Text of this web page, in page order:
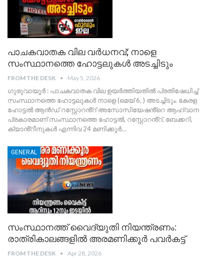
പാചകവാതക വില വർധനവ്; നാളെ
സംസ്ഥാനത്തെ ഹോട്ടലുകൾ അടച്ചിടും
FROM THE DESK May 5, 2026
ഗുരുവായൂർ : പാചകവാതക വില ഉയർത്തിയതിൽ പ്രതിഷേധിച്ച്
സംസ്ഥാനത്തെ ഹോട്ടലുകൾ നാളെ (മെയ് 6, ) അടച്ചിടും. കേരള
ഹോട്ടൽ ആൻഡ് റസ്റ്റോറൻ്റ് അസോസിയേഷൻ്റെ ആഹ്വാന
പ്രകാരമാണ് സംസ്ഥാനത്തെ ഹോട്ടൽ, റസ്റ്റോറൻ്റ്, ബേക്കറി,
ക്യാൻ്റീനുകൾ എന്നിവ 24 മണിക്കൂർ…
GENERAL
സംസ്ഥാനത്ത് വൈദ്യുതി നിയന്ത്രണം:
രാത്രികാലങ്ങളിൽ അരമണിക്കൂർ പവർകട്ട്
FROM THE DESK Apr 28, 2026